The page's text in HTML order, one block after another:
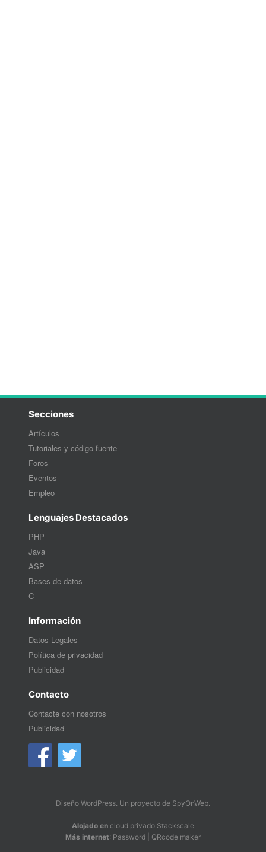
Secciones
Artículos
Tutoriales y código fuente
Foros
Eventos
Empleo
Lenguajes Destacados
PHP
Java
ASP
Bases de datos
C
Información
Datos Legales
Política de privacidad
Publicidad
Contacto
Contacte con nosotros
Publicidad
Diseño WordPress. Un proyecto de SpyOnWeb.
Alojado en cloud privado Stackscale
Más internet: Password QRcode maker